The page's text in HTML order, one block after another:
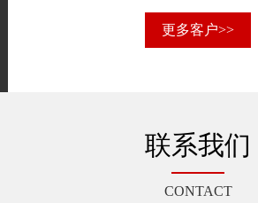
更多客户>>
联系我们
CONTACT